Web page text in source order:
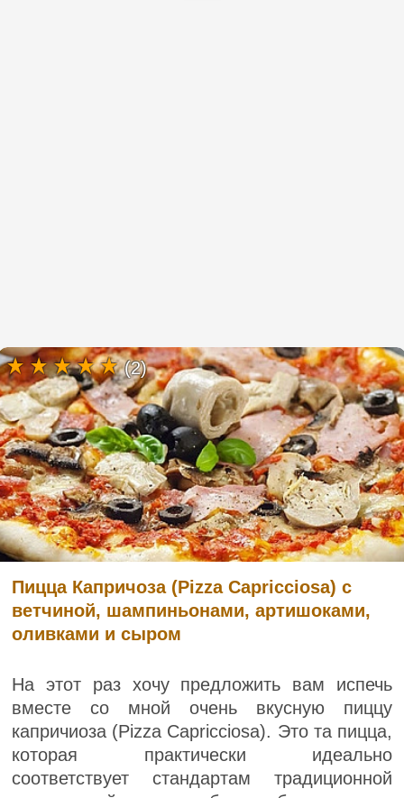
Пицца Капричоза (Pizza Capricciosa) с
ветчиной, шампиньонами, артишоками,
оливками и сыром
На этот раз хочу предложить вам испечь
вместе со мной очень вкусную пиццу
капричиоза (Pizza Capricciosa). Это та пицца,
которая практически идеально
соответствует стандартам традиционной
(2)